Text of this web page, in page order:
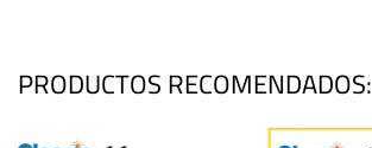
PRODUCTOS RECOMENDADOS: